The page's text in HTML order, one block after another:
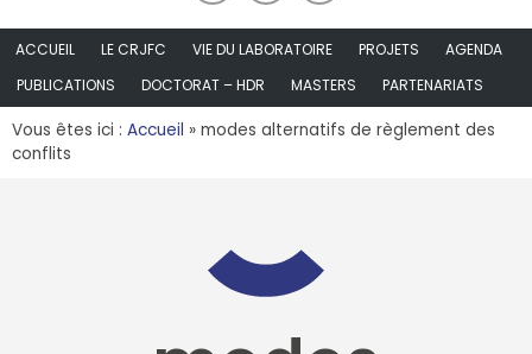
ACCUEIL LE CRJFC VIE DU LABORATOIRE PROJETS
AGENDA
PUBLICATIONS
DOCTORAT – HDR MASTERS PARTENARIATS
Vous êtes ici : Accueil » modes alternatifs de règlement des
conflits